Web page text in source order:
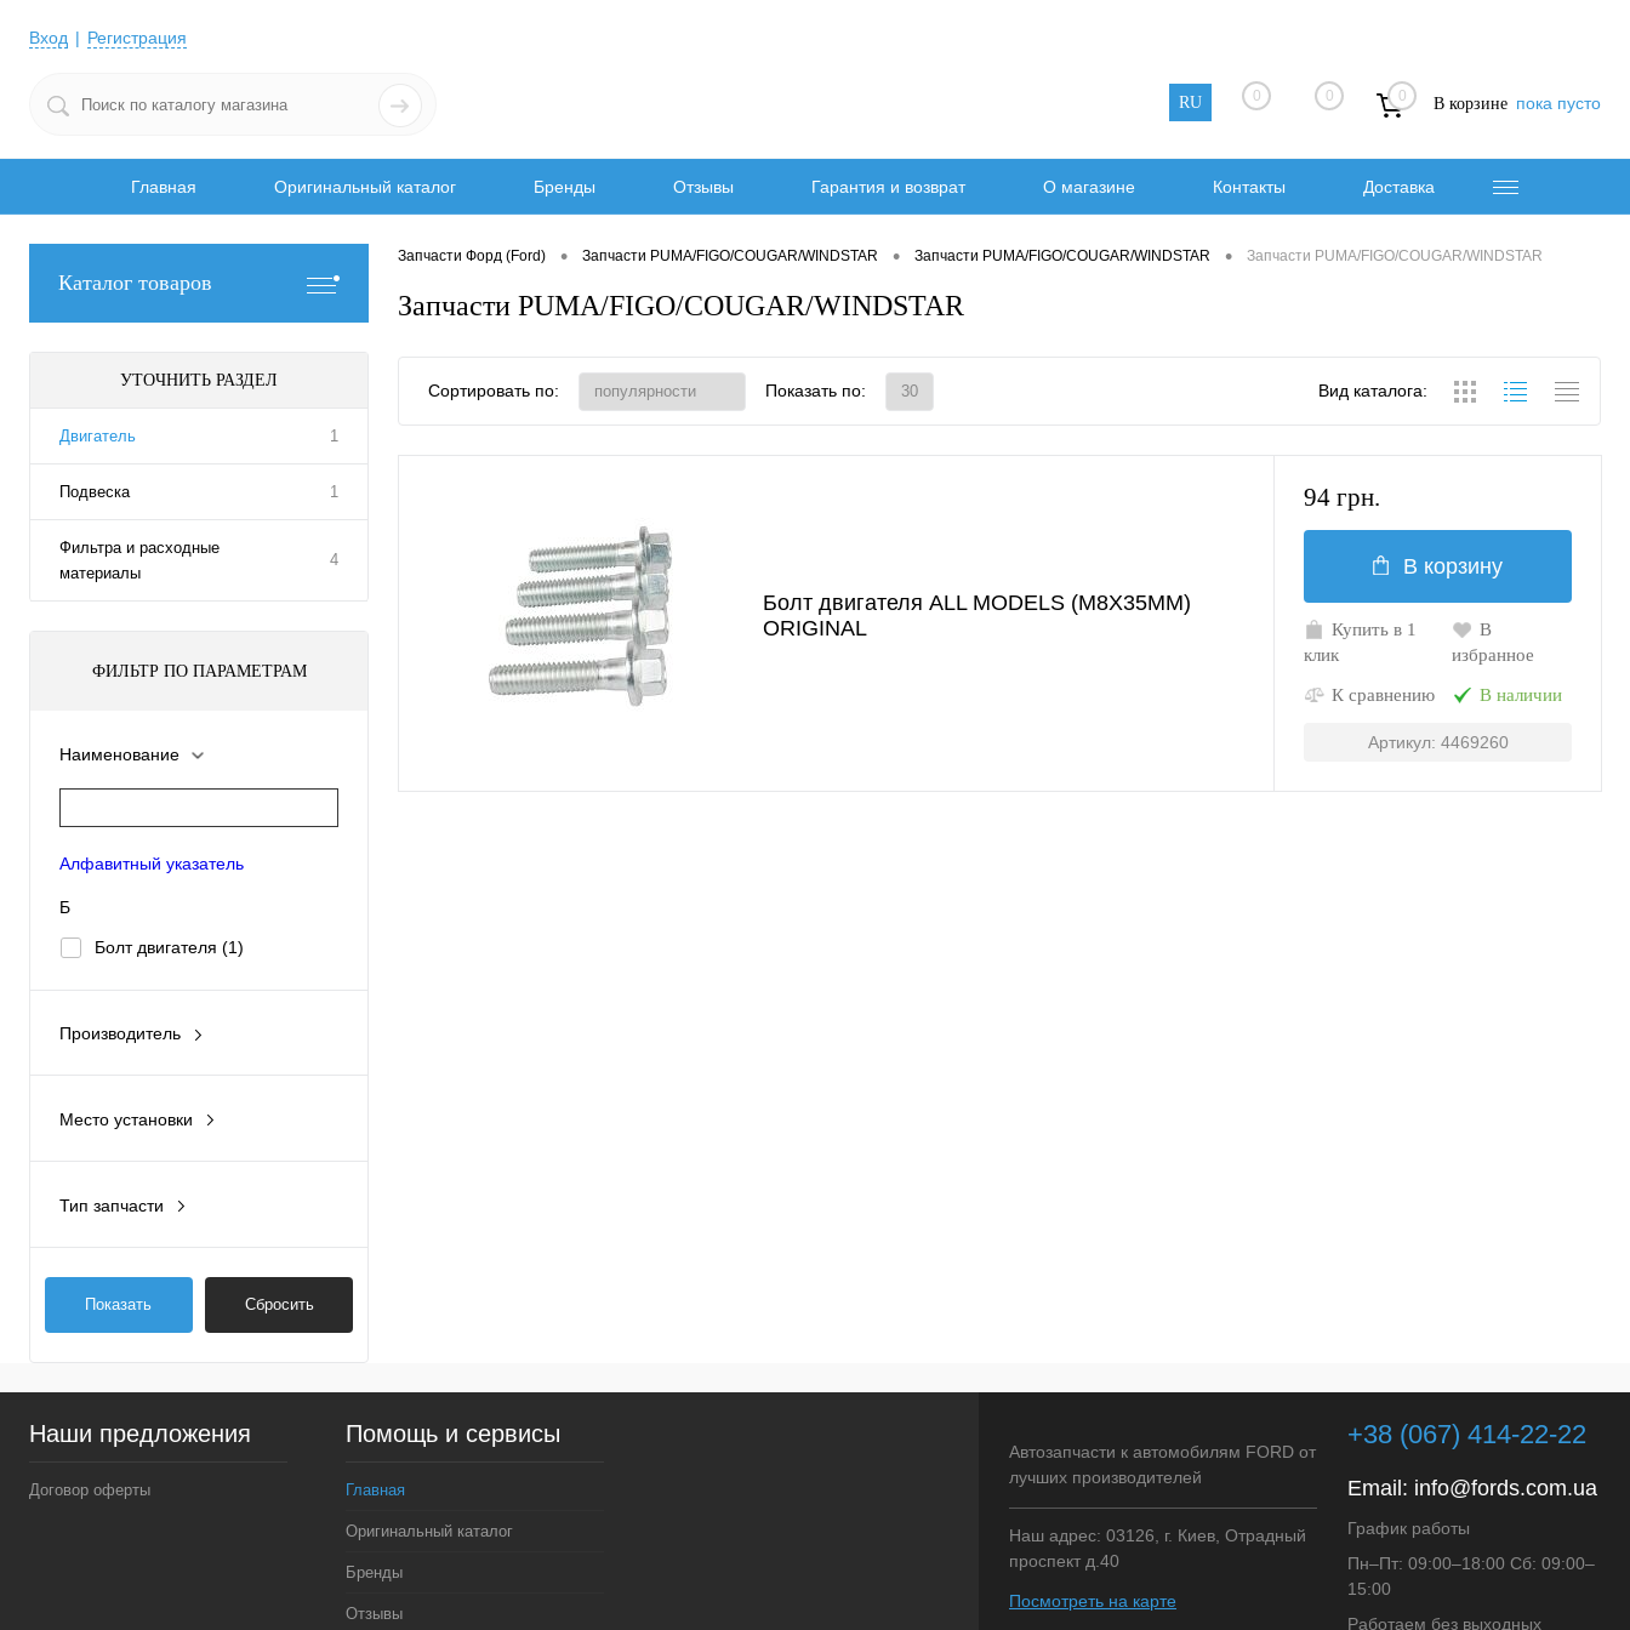
Вход Регистрация
RU 0 0 0 В корзине пока пусто
Главная Оригинальный каталог Бренды Отзывы Гарантия и возврат О магазине Контакты Доставка
Каталог товаров
УТОЧНИТЬ РАЗДЕЛ
Двигатель 1
Подвеска 1
Фильтра и расходные
материалы
4
ФИЛЬТР ПО ПАРАМЕТРАМ
Наименование
Алфавитный указатель
Б
Болт двигателя (1)
Производитель
Место установки
Тип запчасти
Показать Сбросить
Запчасти Форд (Ford) • Запчасти PUMA/FIGO/COUGAR/WINDSTAR • Запчасти PUMA/FIGO/COUGAR/WINDSTAR • Запчасти PUMA/FIGO/COUGAR/WINDSTAR
Запчасти PUMA/FIGO/COUGAR/WINDSTAR
Сортировать по: Показать по: Вид каталога:
Болт двигателя ALL MODELS (M8X35MM)
ORIGINAL
94 грн.
В корзину
Купить в 1
клик
В
избранное
К сравнению В наличии
Артикул: 4469260
Наши предложения
Договор оферты
Помощь и сервисы
Главная
Оригинальный каталог
Бренды
Отзывы
Автозапчасти к автомобилям FORD от
лучших производителей
Наш адрес: 03126, г. Киев, Отрадный
проспект д.40
Посмотреть на карте
+38 (067) 414-22-22
Email: info@fords.com.ua
График работы
Пн–Пт: 09:00–18:00 Сб: 09:00–
15:00
Работаем без выходных